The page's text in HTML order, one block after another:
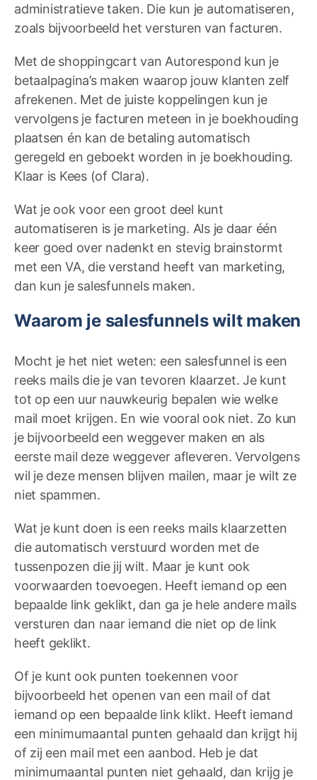
administratieve taken. Die kun je automatiseren,
zoals bijvoorbeeld het versturen van facturen.
Met de shoppingcart van Autorespond kun je
betaalpagina’s maken waarop jouw klanten zelf
afrekenen. Met de juiste koppelingen kun je
vervolgens je facturen meteen in je boekhouding
plaatsen én kan de betaling automatisch
geregeld en geboekt worden in je boekhouding.
Klaar is Kees (of Clara).
Wat je ook voor een groot deel kunt
automatiseren is je marketing. Als je daar één
keer goed over nadenkt en stevig brainstormt
met een VA, die verstand heeft van marketing,
dan kun je salesfunnels maken.
Waarom je salesfunnels wilt maken
Mocht je het niet weten: een salesfunnel is een
reeks mails die je van tevoren klaarzet. Je kunt
tot op een uur nauwkeurig bepalen wie welke
mail moet krijgen. En wie vooral ook niet. Zo kun
je bijvoorbeeld een weggever maken en als
eerste mail deze weggever afleveren. Vervolgens
wil je deze mensen blijven mailen, maar je wilt ze
niet spammen.
Wat je kunt doen is een reeks mails klaarzetten
die automatisch verstuurd worden met de
tussenpozen die jij wilt. Maar je kunt ook
voorwaarden toevoegen. Heeft iemand op een
bepaalde link geklikt, dan ga je hele andere mails
versturen dan naar iemand die niet op de link
heeft geklikt.
Of je kunt ook punten toekennen voor
bijvoorbeeld het openen van een mail of dat
iemand op een bepaalde link klikt. Heeft iemand
een minimumaantal punten gehaald dan krijgt hij
of zij een mail met een aanbod. Heb je dat
minimumaantal punten niet gehaald, dan krijg je